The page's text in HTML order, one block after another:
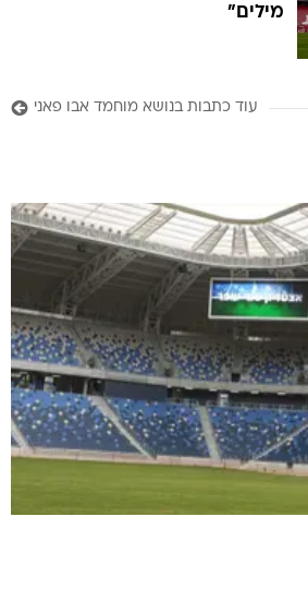
מילים"
עוד כתבות בנושא מוחמד אבו פאני